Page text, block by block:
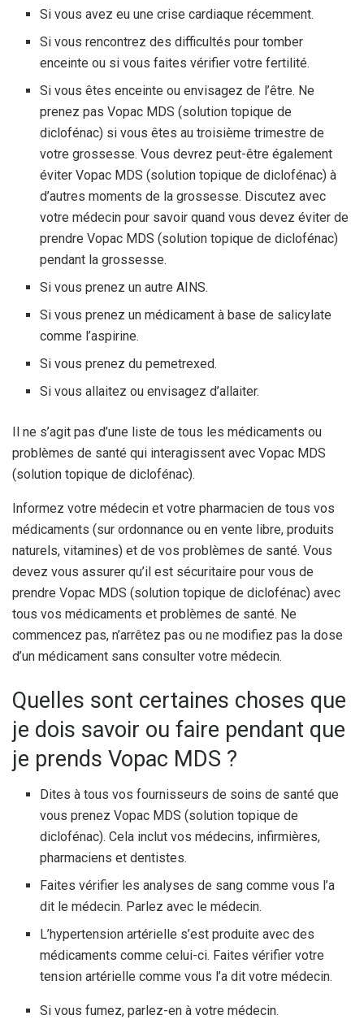
Si vous avez eu une crise cardiaque récemment.
Si vous rencontrez des difficultés pour tomber
enceinte ou si vous faites vérifier votre fertilité.
Si vous êtes enceinte ou envisagez de l’être. Ne
prenez pas Vopac MDS (solution topique de
diclofénac) si vous êtes au troisième trimestre de
votre grossesse. Vous devrez peut-être également
éviter Vopac MDS (solution topique de diclofénac) à
d’autres moments de la grossesse. Discutez avec
votre médecin pour savoir quand vous devez éviter de
prendre Vopac MDS (solution topique de diclofénac)
pendant la grossesse.
Si vous prenez un autre AINS.
Si vous prenez un médicament à base de salicylate
comme l’aspirine.
Si vous prenez du pemetrexed.
Si vous allaitez ou envisagez d’allaiter.
Il ne s’agit pas d’une liste de tous les médicaments ou
problèmes de santé qui interagissent avec Vopac MDS
(solution topique de diclofénac).
Informez votre médecin et votre pharmacien de tous vos
médicaments (sur ordonnance ou en vente libre, produits
naturels, vitamines) et de vos problèmes de santé. Vous
devez vous assurer qu’il est sécuritaire pour vous de
prendre Vopac MDS (solution topique de diclofénac) avec
tous vos médicaments et problèmes de santé. Ne
commencez pas, n’arrêtez pas ou ne modifiez pas la dose
d’un médicament sans consulter votre médecin.
Quelles sont certaines choses que
je dois savoir ou faire pendant que
je prends Vopac MDS ?
Dites à tous vos fournisseurs de soins de santé que
vous prenez Vopac MDS (solution topique de
diclofénac). Cela inclut vos médecins, infirmières,
pharmaciens et dentistes.
Faites vérifier les analyses de sang comme vous l’a
dit le médecin. Parlez avec le médecin.
L’hypertension artérielle s’est produite avec des
médicaments comme celui-ci. Faites vérifier votre
tension artérielle comme vous l’a dit votre médecin.
Si vous fumez, parlez-en à votre médecin.